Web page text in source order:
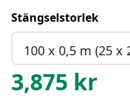
Stängselstorlek
100 x 0,5 m (25 x
3,875 kr